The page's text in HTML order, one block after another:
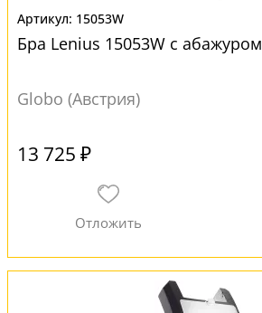
15053W
Бра Lenius 15053W с абажуром
Globo (Австрия)
13 725 ₽